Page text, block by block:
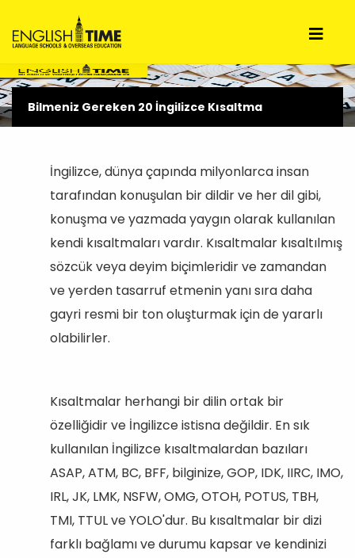
Bilmeniz Gereken 20 İngilizce Kısaltma
İngilizce, dünya çapında milyonlarca insan
tarafından konuşulan bir dildir ve her dil gibi,
konuşma ve yazmada yaygın olarak kullanılan
kendi kısaltmaları vardır. Kısaltmalar kısaltılmış
sözcük veya deyim biçimleridir ve zamandan
ve yerden tasarruf etmenin yanı sıra daha
gayri resmi bir ton oluşturmak için de yararlı
olabilirler.
Kısaltmalar herhangi bir dilin ortak bir
özelliğidir ve İngilizce istisna değildir. En sık
kullanılan İngilizce kısaltmalardan bazıları
ASAP, ATM, BC, BFF, bilginize, GOP, IDK, IIRC, IMO,
IRL, JK, LMK, NSFW, OMG, OTOH, POTUS, TBH,
TMI, TTUL ve YOLO'dur. Bu kısaltmalar bir dizi
farklı bağlamı ve durumu kapsar ve kendinizi